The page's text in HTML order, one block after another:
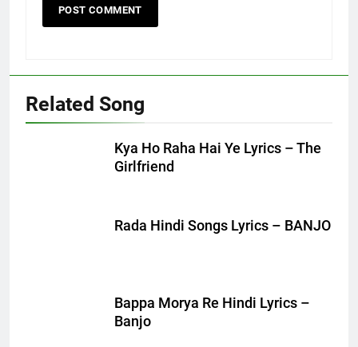
Related Song
Kya Ho Raha Hai Ye Lyrics – The
Girlfriend
Rada Hindi Songs Lyrics – BANJO
Bappa Morya Re Hindi Lyrics –
Banjo